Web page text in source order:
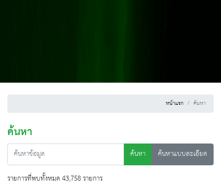
หน้าแรก ค้นหา
ค้นหา
ค้นหา
ค้นหาแบบละเอียด
รายการที่พบทั้งหมด 43,758 รายการ